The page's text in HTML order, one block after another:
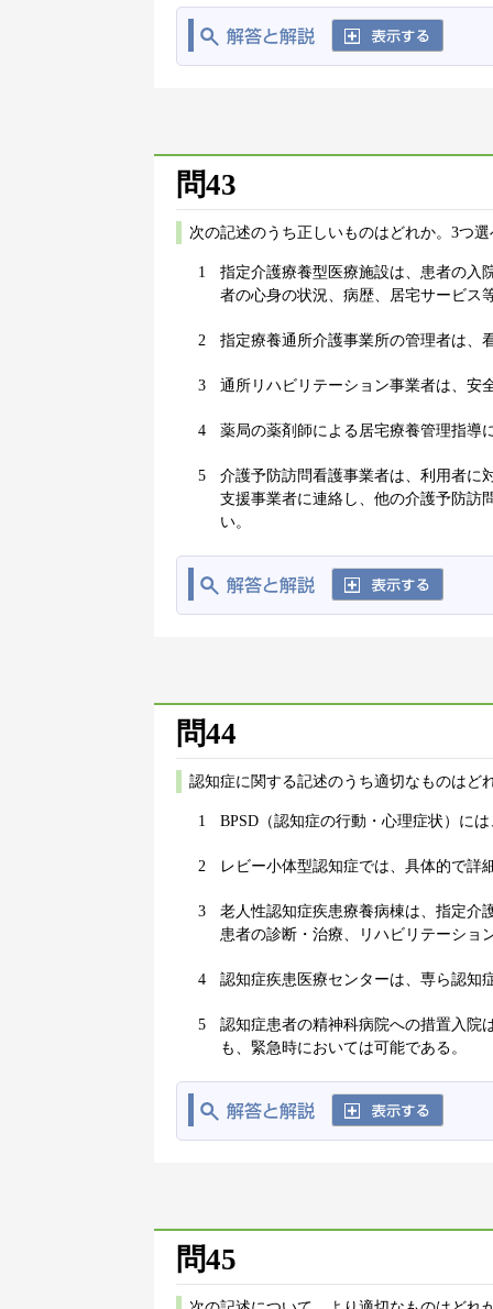
問43
次の記述のうち正しいものはどれか。3つ選
1
指定介護療養型医療施設は、患者の入
者の心身の状況、病歴、居宅サービス
2 指定療養通所介護事業所の管理者は、
3 通所リハビリテーション事業者は、安
4 薬局の薬剤師による居宅療養管理指導
5
介護予防訪問看護事業者は、利用者に
支援事業者に連絡し、他の介護予防訪
い。
問44
認知症に関する記述のうち適切なものはど
1 BPSD（認知症の行動・心理症状）に
2 レビー小体型認知症では、具体的で詳
3
老人性認知症疾患療養病棟は、指定介
患者の診断・治療、リハビリテーショ
4 認知症疾患医療センターは、専ら認知
5
認知症患者の精神科病院への措置入院
も、緊急時においては可能である。
問45